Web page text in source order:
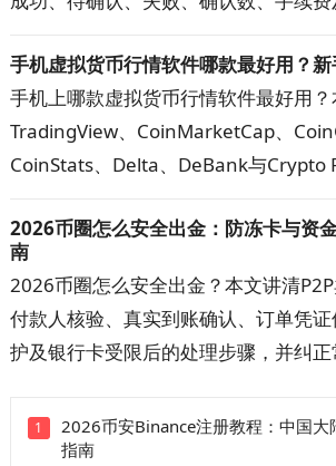
核对网络、地址、代币合约和交易状
手机虚拟货币行情软件哪款最好用？
手机上哪款虚拟货币行情软件最好用
TradingView、CoinMarketCap、
CoinStats、Delta、DeBank与Crypto
钱包用户选出主看盘App，并建立更可
案。
2026币圈怎么安全出金：防冻卡与资
南
2026币圈怎么安全出金？本文讲清P2P
付款人核验、真实到账确认、订单凭
护及银行卡受限后的处理步骤，并纠
误收涉诈款和账户异常的概率，出现问
完整材料。
1
2026币安Binance注册教程：中国大
指南